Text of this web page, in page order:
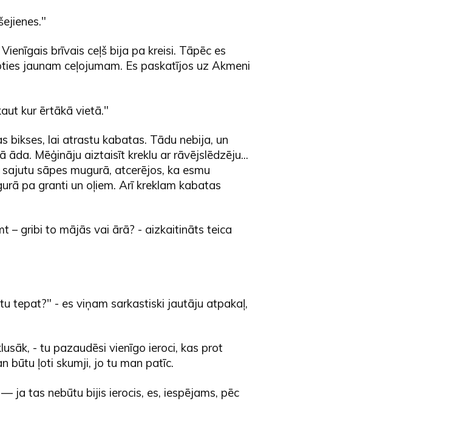
brīvais ceļš bija pa kreisi. Tāpēc es
jaunam ceļojumam. Es paskatījos uz Akmeni
kur ērtākā vietā."
bikses, lai atrastu kabatas. Tādu nebija, un
āda. Mēģināju aiztaisīt kreklu ar rāvējslēdzēju...
sāpes mugurā, atcerējos, ka esmu
pa granti un oļiem. Arī kreklam kabatas
– gribi to mājās vai ārā? - aizkaitināts teica
tepat?" - es viņam sarkastiski jautāju atpakaļ,
- tu pazaudēsi vienīgo ieroci, kas prot
būtu ļoti skumji, jo tu man patīc.
ja tas nebūtu bijis ierocis, es, iespējams, pēc